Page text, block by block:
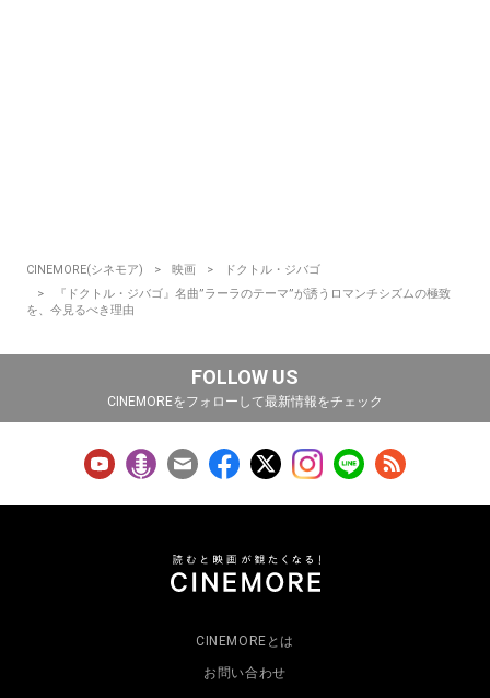
CINEMORE(シネモア) 映画
ドクトル・ジバゴ
『ドクトル・ジバゴ』名曲”ラーラのテーマ”が誘うロマンチシズムの極致
を、今見るべき理由
FOLLOW US
CINEMOREをフォローして最新情報をチェック
CINEMOREとは
お問い合わせ